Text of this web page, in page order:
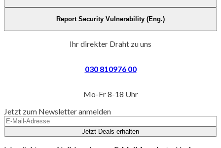
Report Security Vulnerability (Eng.)
Ihr direkter Draht zu uns
030 810976 00
Mo-Fr 8-18 Uhr
Jetzt zum Newsletter anmelden
Jetzt Deals erhalten